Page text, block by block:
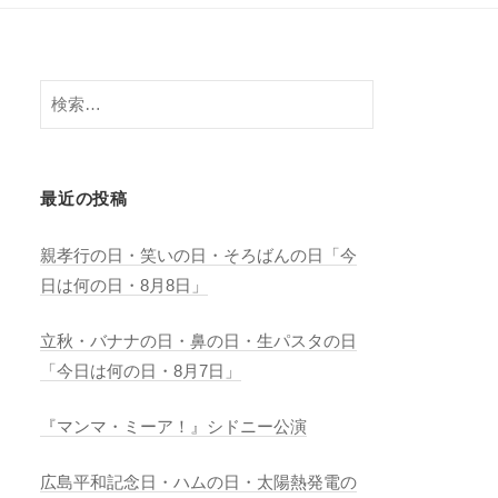
検
索:
最近の投稿
親孝行の日・笑いの日・そろばんの日「今
日は何の日・8月8日」
立秋・バナナの日・鼻の日・生パスタの日
「今日は何の日・8月7日」
『マンマ・ミーア！』シドニー公演
広島平和記念日・ハムの日・太陽熱発電の